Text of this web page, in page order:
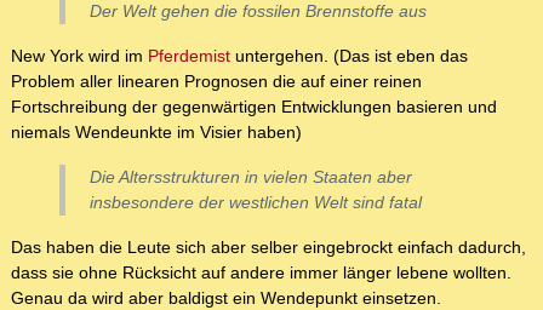
Der Welt gehen die fossilen Brennstoffe aus
New York wird im Pferdemist untergehen. (Das ist eben das
Problem aller linearen Prognosen die auf einer reinen
Fortschreibung der gegenwärtigen Entwicklungen basieren und
niemals Wendeunkte im Visier haben)
Die Altersstrukturen in vielen Staaten aber
insbesondere der westlichen Welt sind fatal
Das haben die Leute sich aber selber eingebrockt einfach dadurch,
dass sie ohne Rücksicht auf andere immer länger lebene wollten.
Genau da wird aber baldigst ein Wendepunkt einsetzen.